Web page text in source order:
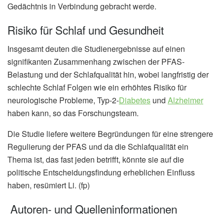
Gedächtnis in Verbindung gebracht werde.
Risiko für Schlaf und Gesundheit
Insgesamt deuten die Studienergebnisse auf einen
signifikanten Zusammenhang zwischen der PFAS-
Belastung und der Schlafqualität hin, wobei langfristig der
schlechte Schlaf Folgen wie ein erhöhtes Risiko für
neurologische Probleme, Typ-2-Diabetes und Alzheimer
haben kann, so das Forschungsteam.
Die Studie liefere weitere Begründungen für eine strengere
Regulierung der PFAS und da die Schlafqualität ein
Thema ist, das fast jeden betrifft, könnte sie auf die
politische Entscheidungsfindung erheblichen Einfluss
haben, resümiert Li. (fp)
Autoren- und Quelleninformationen